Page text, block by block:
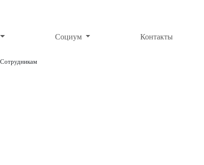
Социум Контакты
Сотрудникам